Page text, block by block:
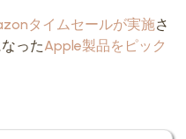
タイムセールが実施さ
ったApple製品をピック